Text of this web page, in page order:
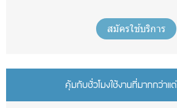
สมัครใช้บริการ
คุ้มกับชั่วโมงใช้งานที่มากกว่าแ